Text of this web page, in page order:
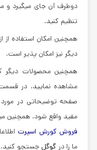
دوطرف آن جای میگیرد و
تنظیم کنید.
همچنین امکان استفاده از
دیگر نیز امکان پذیر است.
همچنین محصولات دیگر
مشاهده نمایید. در
صفحه توضیحاتی در مورد
مفید واقع شود. همچنین
فروش کورش اسپرت
ما را در گوگل جستجو کنید.